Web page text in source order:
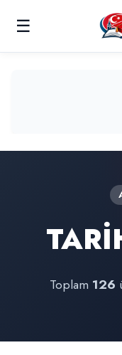
☰
Toplam 126